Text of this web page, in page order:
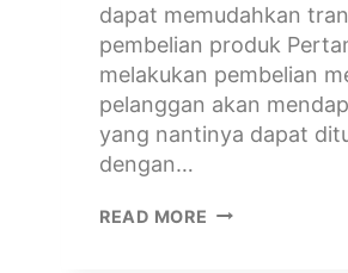
dapat memudahkan
pembelian produk
melakukan pembelian
pelanggan akan
yang nantinya dapat
dengan…
READ MORE